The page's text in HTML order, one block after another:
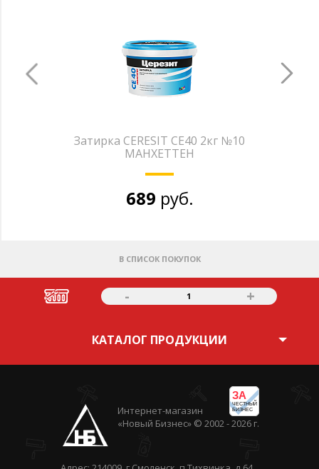
Затирка CERESIT CE40 2кг №10
МАНХЕТТЕН
689 руб.
В СПИСОК ПОКУПОК
- 1 +
КАТАЛОГ ПРОДУКЦИИ
ЗА
ЧЕСТНЫЙ
БИЗНЕС
Интернет-магазин
«Новый Бизнес» © 2002 - 2026 г.